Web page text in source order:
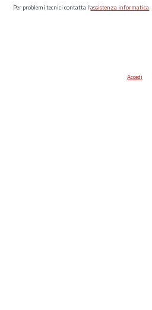
Per problemi tecnici contatta l’assistenza informatica.
Accedi